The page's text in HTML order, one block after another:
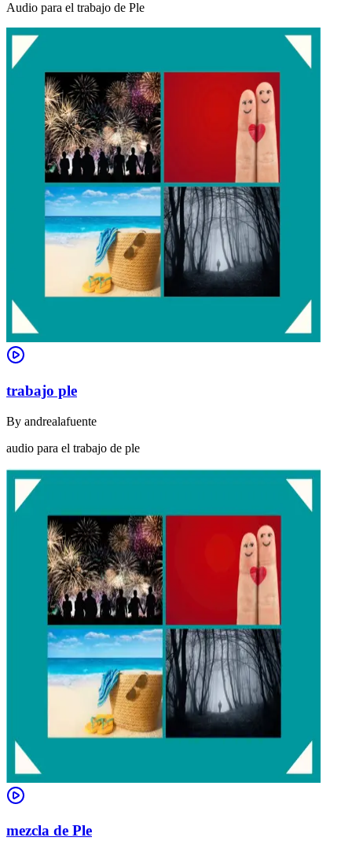
Audio para el trabajo de Ple
trabajo ple
By andrealafuente
audio para el trabajo de ple
mezcla de Ple